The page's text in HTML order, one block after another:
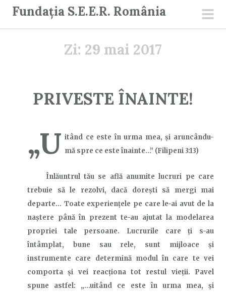
Fundația S.E.E.R. România
Zi: 29 mai 2017
PRIVESTE ÎNAINTE!
„U itând ce este în urma mea, şi aruncându-
mă spre ce este înainte…” (Filipeni 3:13)
Înlăuntrul tău se află anumite lucruri pe care
trebuie să le rezolvi, dacă dorești să mergi mai
departe… Toate experiențele pe care le-ai avut de la
naștere până în prezent te-au ajutat la modelarea
propriei tale persoane. Lucrurile care ți s-au
întâmplat, bune sau rele, sunt mijloace și
instrumente care determină modul în care te vei
comporta și vei reacționa tot restul vieții. Pavel
spune astfel: „…uitând ce este în urma mea, şi